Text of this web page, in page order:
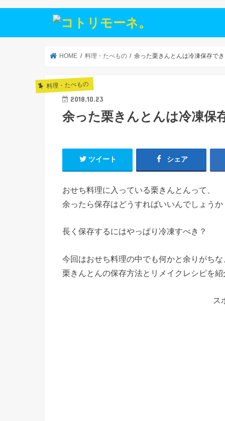
HOME 料理・たべもの 余った栗きんとんは冷凍保存で
料理・たべもの
2018.10.23
余った栗きんとんは冷凍保
ツイート シェア
おせち料理に入っている栗きんとんって、
余ったら保存はどうすればいいんでしょうか
長く保存するにはやっぱり冷凍すべき？
今回はおせち料理の中でも何かと余りがちな
栗きんとんの保存方法とリメイクレシピを
ス